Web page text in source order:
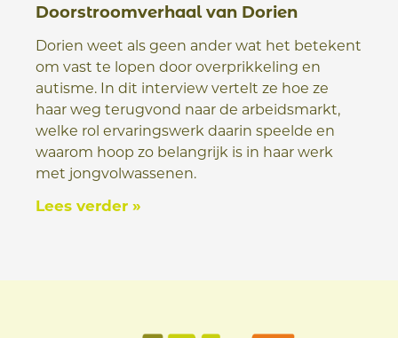
Doorstroomverhaal van Dorien
Dorien weet als geen ander wat het betekent
om vast te lopen door overprikkeling en
autisme. In dit interview vertelt ze hoe ze
haar weg terugvond naar de arbeidsmarkt,
welke rol ervaringswerk daarin speelde en
waarom hoop zo belangrijk is in haar werk
met jongvolwassenen.
Lees verder »